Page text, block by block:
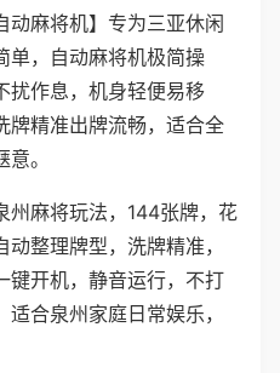
动麻将机】专为三亚休闲
单，自动麻将机极简操
扰作息，机身轻便易移
牌精准出牌流畅，适合全
。
州麻将玩法，144张牌，花
整理牌型，洗牌精准，
键开机，静音运行，不打
合泉州家庭日常娱乐，